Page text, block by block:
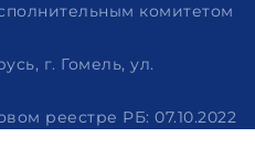
комитетом
г. Гомель, ул.
реестре РБ: 07.10.2022